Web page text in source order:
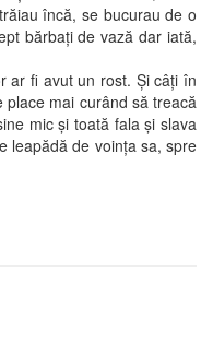
încă, se bucurau de o
bărbaţi de vază dar iată,
fi avut un rost. Şi câţi în
mai curând să treacă
mic şi toată fala şi slava
leapădă de voinţa sa, spre